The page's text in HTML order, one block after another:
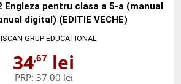
Engleza pentru clasa a 5-a (manual
digital) (EDITIE VECHE)
GRUP EDUCATIONAL
34,67 lei
PRP: 37,00 lei